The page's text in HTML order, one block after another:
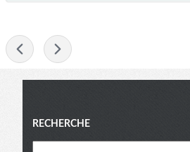
Menu
RECHERCHE